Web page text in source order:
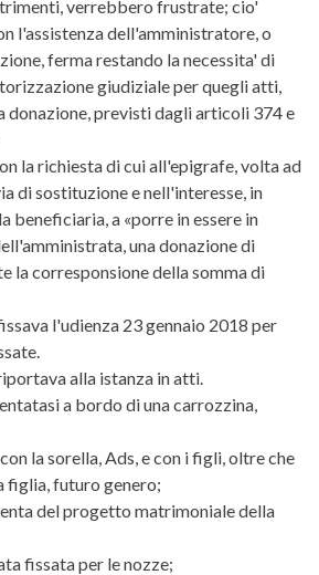
verrebbero frustrate; cio'
l'assistenza dell'amministratore, o
ferma restando la necessita' di
giudiziale per quegli atti,
donazione, previsti dagli articoli 374 e
la richiesta di cui all'epigrafe, volta ad
di sostituzione e nell'interesse, in
beneficiaria, a «porre in essere in
una donazione di
la corresponsione della somma di
l'udienza 23 gennaio 2018 per
alla istanza in atti.
a bordo di una carrozzina,
la sorella, Ads, e con i figli, oltre che
figlia, futuro genero;
del progetto matrimoniale della
fissata per le nozze;